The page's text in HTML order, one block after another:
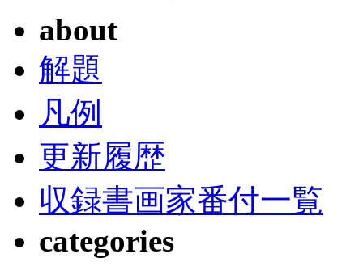
about
解題
凡例
更新履歴
収録書画家番付一覧
categories